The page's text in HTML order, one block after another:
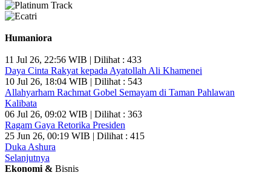
Humaniora
11 Jul 26, 22:56 WIB | Dilihat : 433
Daya Cinta Rakyat kepada Ayatollah Ali Khamenei
10 Jul 26, 18:04 WIB | Dilihat : 543
Allahyarham Rachmat Gobel Semayam di Taman Pahlawan
Kalibata
06 Jul 26, 09:02 WIB | Dilihat : 363
Ragam Gaya Retorika Presiden
25 Jun 26, 00:19 WIB | Dilihat : 415
Duka Ashura
Selanjutnya
Ekonomi & Bisnis